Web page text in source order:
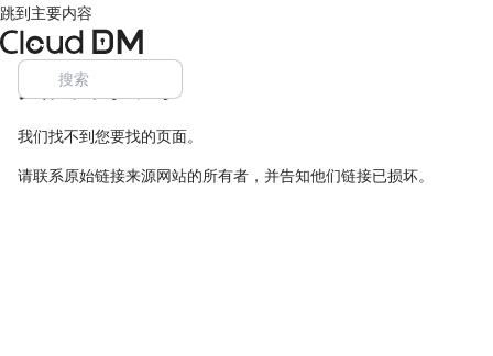
跳到主要内容
页面未找到
我们找不到您要找的页面。
请联系原始链接来源网站的所有者，并告知他们链接已损坏。